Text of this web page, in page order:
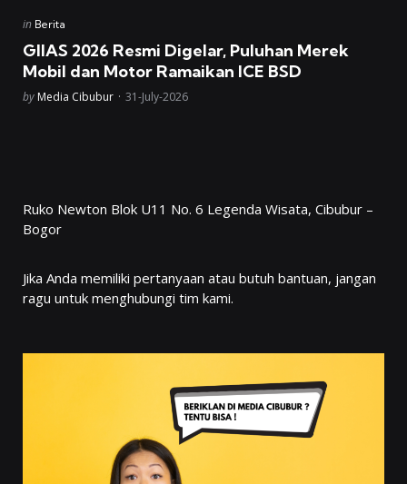
Posted
in Berita
GIIAS 2026 Resmi Digelar, Puluhan Merek
Mobil dan Motor Ramaikan ICE BSD
Posted
by Media Cibubur 31-July-2026
Ruko Newton Blok U11 No. 6 Legenda Wisata, Cibubur –
Bogor
Jika Anda memiliki pertanyaan atau butuh bantuan, jangan
ragu untuk menghubungi tim kami.